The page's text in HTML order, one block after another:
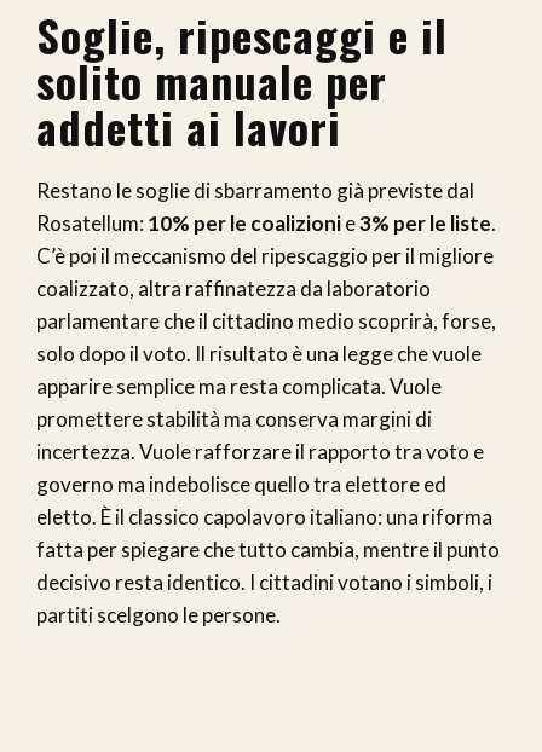
Soglie, ripescaggi e il
solito manuale per
addetti ai lavori
Restano le soglie di sbarramento già previste dal
Rosatellum: 10% per le coalizionie3% per le liste.
C’è poi il meccanismo del ripescaggio per il migliore
coalizzato, altra raffinatezza da laboratorio
parlamentare che il cittadino medio scoprirà, forse,
solo dopo il voto. Il risultato è una legge che vuole
apparire semplice ma resta complicata. Vuole
promettere stabilità ma conserva margini di
incertezza. Vuole rafforzare il rapporto tra voto e
governo ma indebolisce quello tra elettore ed
eletto. È il classico capolavoro italiano: una riforma
fatta per spiegare che tutto cambia, mentre il punto
decisivo resta identico. I cittadini votano i simboli, i
partiti scelgono le persone.